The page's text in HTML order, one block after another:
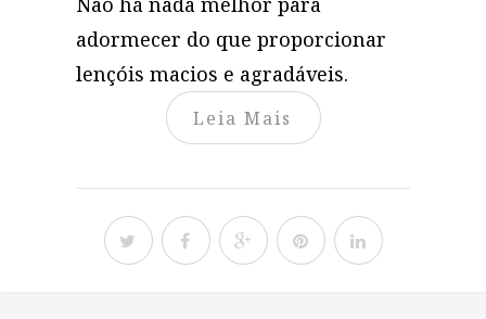
adormecer do que proporcionar
lençóis macios e agradáveis.
Leia Mais